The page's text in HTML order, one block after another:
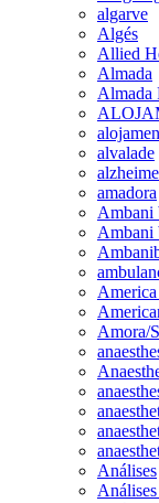
algarve
Algés
Allied
Almada
Almada
alvalade
amadora
Ambani
Ambani
Amora/
Análises